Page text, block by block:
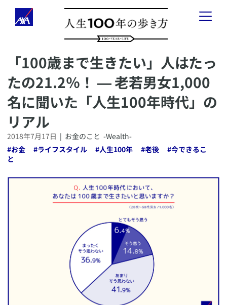
「人生100年の歩き方」とは
健康のこと -Health
お金のこと - Wealth-
会社経営のこと-Business-
​「100歳まで生きたい」人はたっ
たの21.2％！ ― 老若男女1,000
名に聞いた「人生100年時代」の
リアル
2018年7月17日 | お金のこと -Wealth-
#お金 #ライフスタイル #人生100年 #老後 #今できるこ
と